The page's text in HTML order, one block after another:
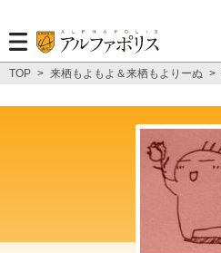
TOP > 来栖もよもよ＆来栖もよりーぬ >